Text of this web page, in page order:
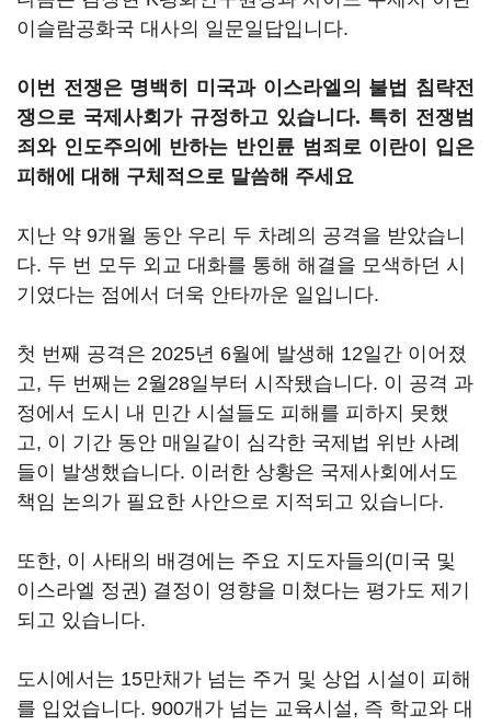
이슬람공화국 대사의 일문일답입니다.
이번 전쟁은 명백히 미국과 이스라엘의 불법 침략전
쟁으로 국제사회가 규정하고 있습니다. 특히 전쟁범
죄와 인도주의에 반하는 반인륜 범죄로 이란이 입은
피해에 대해 구체적으로 말씀해 주세요
지난 약 9개월 동안 우리 두 차례의 공격을 받았습니
다. 두 번 모두 외교 대화를 통해 해결을 모색하던 시
기였다는 점에서 더욱 안타까운 일입니다.
첫 번째 공격은 2025년 6월에 발생해 12일간 이어졌
고, 두 번째는 2월28일부터 시작됐습니다. 이 공격 과
정에서 도시 내 민간 시설들도 피해를 피하지 못했
고, 이 기간 동안 매일같이 심각한 국제법 위반 사례
들이 발생했습니다. 이러한 상황은 국제사회에서도
책임 논의가 필요한 사안으로 지적되고 있습니다.
또한, 이 사태의 배경에는 주요 지도자들의(미국 및
이스라엘 정권) 결정이 영향을 미쳤다는 평가도 제기
되고 있습니다.
도시에서는 15만채가 넘는 주거 및 상업 시설이 피해
를 입었습니다. 900개가 넘는 교육시설, 즉 학교와 대